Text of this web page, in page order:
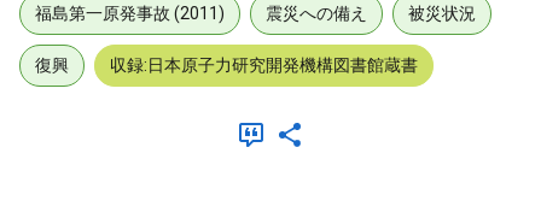
福島第一原発事故 (2011) 震災への備え 被災状況
復興 収録:日本原子力研究開発機構図書館蔵書